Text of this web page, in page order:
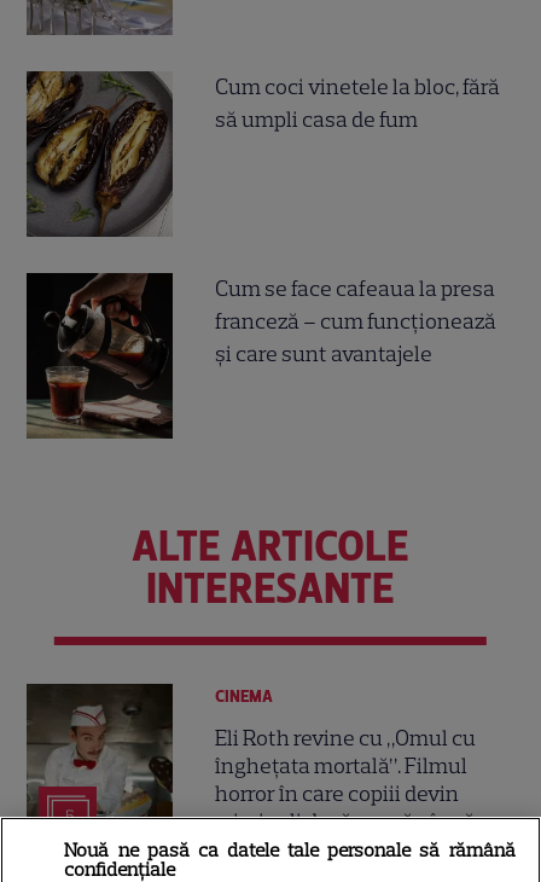
Cum coci vinetele la bloc, fără
să umpli casa de fum
Cum se face cafeaua la presa
franceză – cum funcționează
și care sunt avantajele
ALTE ARTICOLE
INTERESANTE
5
CINEMA
Eli Roth revine cu „Omul cu
înghețata mortală”. Filmul
horror în care copiii devin
criminali după ce mănâncă
înghețată
Nouă ne pasă ca datele tale personale să rămână
confidențiale